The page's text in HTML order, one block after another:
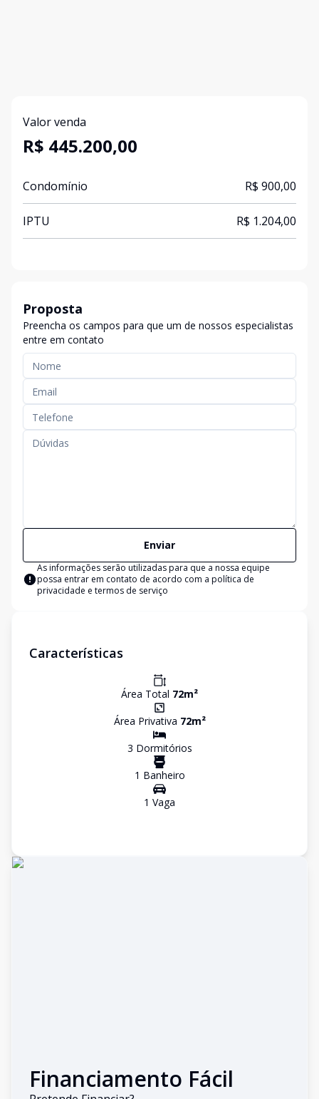
Valor venda
R$ 445.200,00
Condomínio R$ 900,00
IPTU R$ 1.204,00
Proposta
Preencha os campos para que um de nossos especialistas
entre em contato
Enviar
As informações serão utilizadas para que a nossa equipe
possa entrar em contato de acordo com a política de
privacidade e termos de serviço
Características
Área Total 72m²
Área Privativa 72m²
3 Dormitórios
1 Banheiro
1 Vaga
Financiamento Fácil